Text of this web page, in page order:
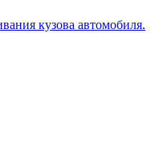
кузова автомобиля.